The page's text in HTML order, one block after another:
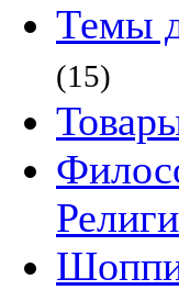
Темы
(15)